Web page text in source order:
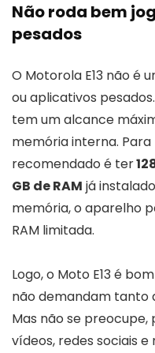
Não roda bem
pesados
O Motorola E13 não é
ou aplicativos
tem um alcance
memória interna.
recomendado é ter
GB de RAM já
memória, o aparelho
RAM limitada.
Logo, o Moto E13 é
não demandam tanto
Mas não se
vídeos, redes sociais e